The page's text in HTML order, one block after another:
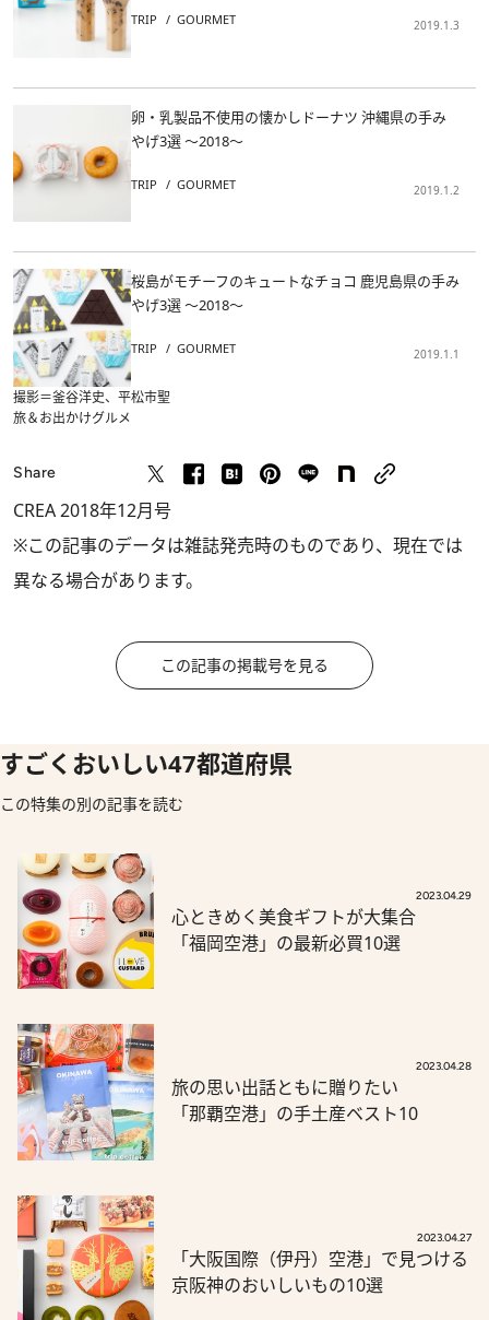
TRIP GOURMET 2019.1.3
卵・乳製品不使用の懐かしドーナツ 沖縄県の手み
やげ3選 ～2018～
TRIP GOURMET 2019.1.2
桜島がモチーフのキュートなチョコ 鹿児島県の手み
やげ3選 ～2018～
TRIP GOURMET 2019.1.1
撮影＝釜谷洋史、平松市聖
旅＆お出かけグルメ
Share
CREA 2018年12月号
※この記事のデータは雑誌発売時のものであり、現在では
異なる場合があります。
この記事の掲載号を見る
すごくおいしい47都道府県
この特集の別の記事を読む
2023.04.29
心ときめく美食ギフトが大集合
「福岡空港」の最新必買10選
2023.04.28
旅の思い出話ともに贈りたい
「那覇空港」の手土産ベスト10
2023.04.27
「大阪国際（伊丹）空港」で見つける
京阪神のおいしいもの10選